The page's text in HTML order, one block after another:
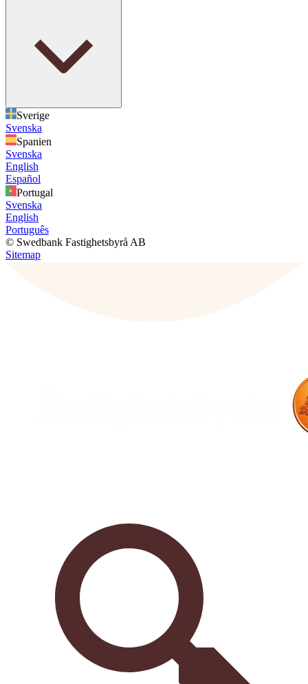
Sverige
Svenska
Spanien
Svenska
English
Español
Portugal
Svenska
English
Português
© Swedbank Fastighetsbyrå AB
Sitemap